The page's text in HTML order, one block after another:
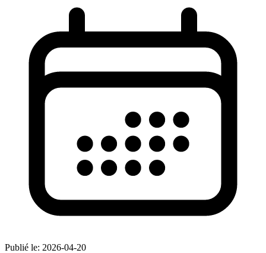
Publié le: 2026-04-20